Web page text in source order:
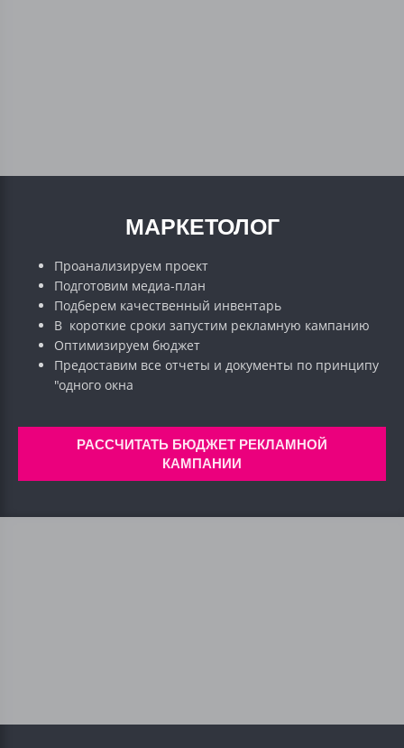
МАРКЕТОЛОГ
Проанализируем проект
Подготовим медиа-план
Подберем качественный инвентарь
В короткие сроки запустим рекламную кампанию
Оптимизируем бюджет
Предоставим все отчеты и документы по принципу
"одного окна
РАССЧИТАТЬ БЮДЖЕТ РЕКЛАМНОЙ
КАМПАНИИ